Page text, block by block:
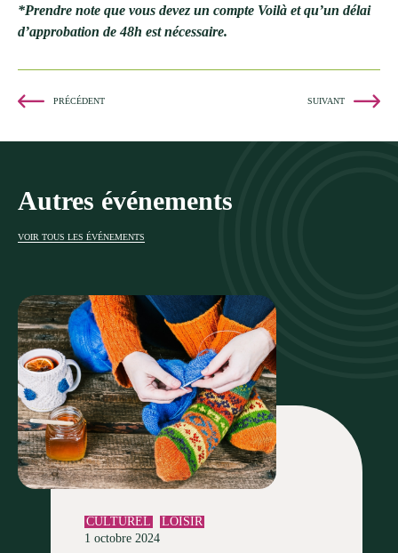
*Prendre note que vous devez un compte Voilà et qu’un délai
d’approbation de 48h est nécessaire.
PRÉCÉDENT SUIVANT
Autres événements
VOIR TOUS LES ÉVÉNEMENTS
CULTUREL
LOISIR
1 octobre 2024